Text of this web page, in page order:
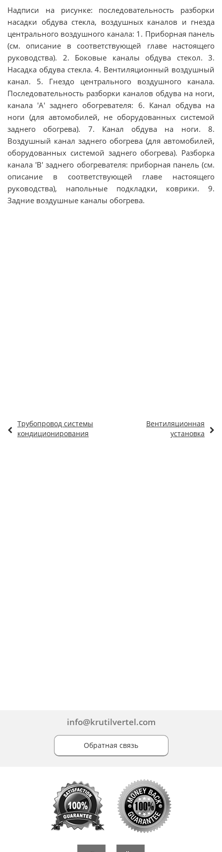
Надписи на рисунке: последовательность разборки
насадки обдува стекла, воздушных каналов и гнезда
центрального воздушного канала: 1. Приборная панель
(см. описание в соответствующей главе настоящего
руководства). 2. Боковые каналы обдува стекол. 3.
Насадка обдува стекла. 4. Вентиляционный воздушный
канал. 5. Гнездо центрального воздушного канала.
Последовательность разборки каналов обдува на ноги,
канала 'A' заднего обогревателя: 6. Канал обдува на
ноги (для автомобилей, не оборудованных системой
заднего обогрева). 7. Канал обдува на ноги. 8.
Воздушный канал заднего обогрева (для автомобилей,
оборудованных системой заднего обогрева). Разборка
канала 'B' заднего обогревателя: приборная панель (см.
описание в соответствующей главе настоящего
руководства), напольные подкладки, коврики. 9.
Задние воздушные каналы обогрева.
Трубопровод системы
кондиционирования
Вентиляционная
установка
info@krutilvertel.com
Обратная связь